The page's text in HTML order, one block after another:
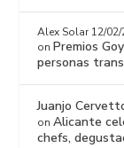
Alex Solar 12/
onPremios
personas trans
Juanjo
onAlicante
chefs,